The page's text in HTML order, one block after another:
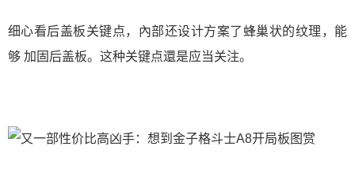
细心看后盖板关键点，內部还设计方案了蜂巢状的纹理，能
够 加固后盖板。这种关键点還是应当关注。